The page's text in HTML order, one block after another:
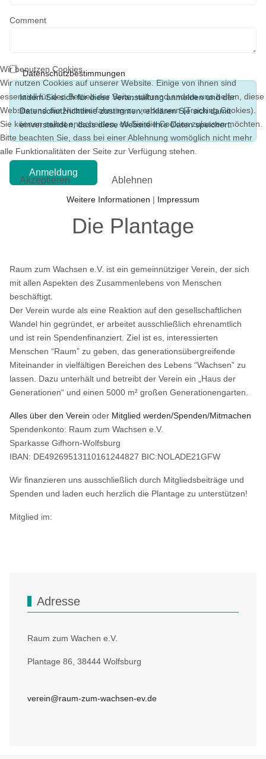
Comment
Datenschutzbestimmungen
Indem Sie sich für diese Veranstaltung anmelden und der
Datenschutzrichtlinie zustimmen, erklären Sie sich damit
einverstanden, dass diese Website Ihre Daten speichert.
Die Plantage
Raum zum Wachsen e.V. ist ein gemeinnütziger Verein, der sich
mit allen Aspekten des Zusammenlebens von Menschen
beschäftigt.
Der Verein wurde als eine Reaktion auf den gesellschaftlichen
Wandel hin gegründet, er arbeitet ausschließlich ehrenamtlich
und ist rein Spendenfinanziert. Ziel ist es, interessierten
Menschen “Raum” zu geben, das generationsübergreifende
Miteinander in vielfältigen Bereichen des Lebens “Wachsen” zu
lassen. Dazu unterhält und betreibt der Verein ein „Haus der
Generationen“ und einen 5000 m² großen Generationengarten.
Alles über den Verein oder Mitglied werden/Spenden/Mitmachen
Spendenkonto: Raum zum Wachsen e.V.
Sparkasse Gifhorn-Wolfsburg
IBAN: DE49269513110161244827 BIC:NOLADE21GFW
Wir finanzieren uns ausschließlich durch Mitgliedsbeiträge und
Spenden und laden euch herzlich die Plantage zu unterstützen!
Mitglied im:
Adresse
Raum zum Wachen e.V.
Plantage 86, 38444 Wolfsburg
verein@raum-zum-wachsen-ev.de
Wir benutzen Cookies
Wir nutzen Cookies auf unserer Website. Einige von ihnen sind
essenziell für den Betrieb der Seite, während andere uns helfen, diese
Website und die Nutzererfahrung zu verbessern (Tracking Cookies).
Sie können selbst entscheiden, ob Sie die Cookies zulassen möchten.
Bitte beachten Sie, dass bei einer Ablehnung womöglich nicht mehr
alle Funktionalitäten der Seite zur Verfügung stehen.
Akzeptieren Ablehnen
Weitere Informationen | Impressum